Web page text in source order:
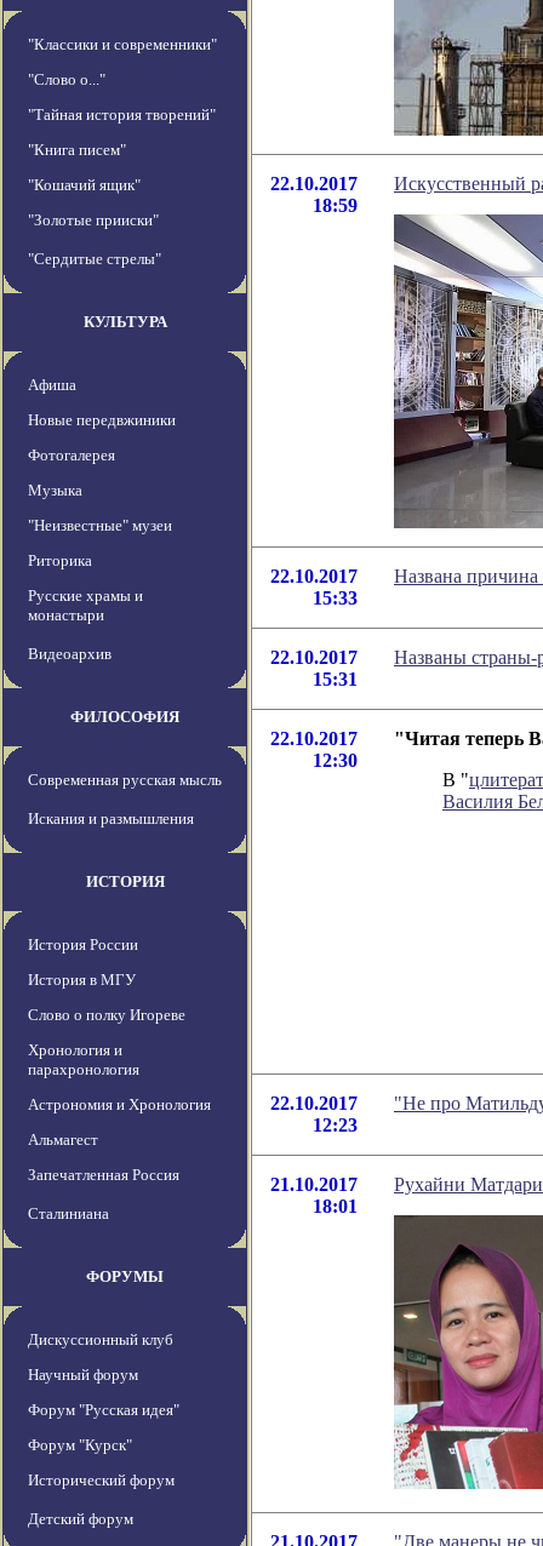
"Классики и современники"
"Слово о..."
"Тайная история творений"
"Книга писем"
"Кошачий ящик"
"Золотые прииски"
"Сердитые стрелы"
КУЛЬТУРА
Афиша
Новые передвжиники
Фотогалерея
Музыка
"Неизвестные" музеи
Риторика
Русские храмы и
монастыри
Видеоархив
ФИЛОСОФИЯ
Современная русская мысль
Искания и размышления
ИСТОРИЯ
История России
История в МГУ
Слово о полку Игореве
Хронология и
парахронология
Астрономия и Хронология
Альмагест
Запечатленная Россия
Сталиниана
ФОРУМЫ
Дискуссионный клуб
Научный форум
Форум "Русская идея"
Форум "Курск"
Исторический форум
Детский форум
22.10.2017
18:59
Искусственный
22.10.2017
15:33
Названа
22.10.2017
15:31
Названы страны-
22.10.2017
12:30
"Читая теперь
В "
Василия
22.10.2017
12:23
"Не про
21.10.2017
18:01
Рухайни